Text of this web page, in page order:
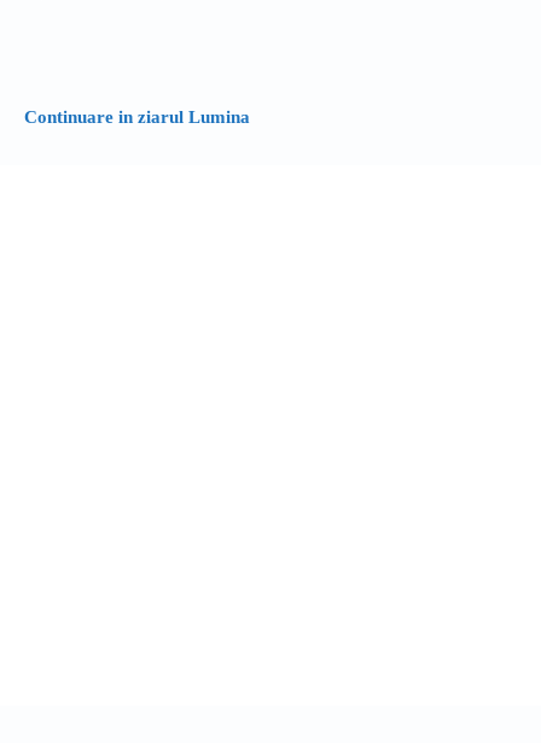
Continuare in ziarul Lumina